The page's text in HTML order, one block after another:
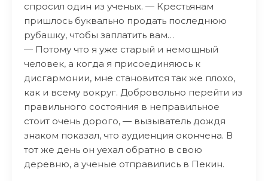
спросил один из ученых. — Крестьянам
пришлось буквально продать последнюю
рубашку, чтобы заплатить вам…
— Потому что я уже старый и немощный
человек, а когда я присоединяюсь к
дисгармонии, мне становится так же плохо,
как и всему вокруг. Добровольно перейти из
правильного состояния в неправильное
стоит очень дорого, — вызыватель дождя
знаком показал, что аудиенция окончена. В
тот же день он уехал обратно в свою
деревню, а ученые отправились в Пекин.